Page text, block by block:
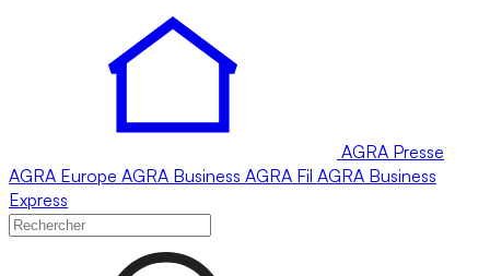
AGRA Presse
AGRA Europe AGRA Business AGRA Fil AGRA Business
Express